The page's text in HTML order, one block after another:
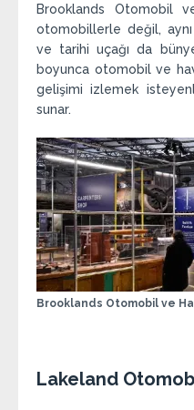
Brooklands Otomobil
otomobillerle değil,
ve tarihi uçağı da
boyunca otomobil ve
gelişimi izlemek
sunar.
Brooklands Otomobil ve
Lakeland